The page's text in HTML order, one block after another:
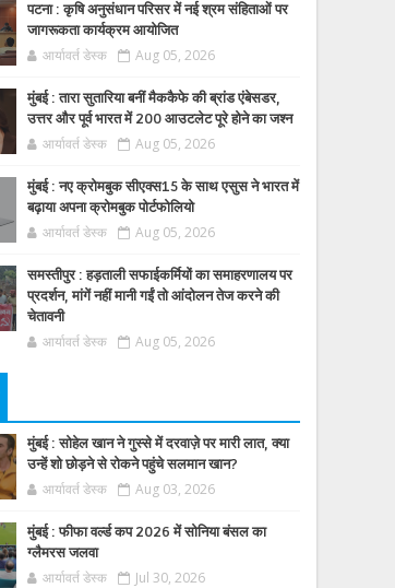
पटना : कृषि अनुसंधान परिसर में नई श्रम संहिताओं पर
जागरूकता कार्यक्रम आयोजित
आर्यावर्त डेस्क Aug 05, 2026
मुंबई : तारा सुतारिया बनीं मैककैफे की ब्रांड एंबेसडर,
उत्तर और पूर्व भारत में 200 आउटलेट पूरे होने का जश्न
आर्यावर्त डेस्क Aug 05, 2026
मुंबई : नए क्रोमबुक सीएक्स15 के साथ एसुस ने भारत में
बढ़ाया अपना क्रोमबुक पोर्टफोलियो
आर्यावर्त डेस्क Aug 05, 2026
समस्तीपुर : हड़ताली सफाईकर्मियों का समाहरणालय पर
प्रदर्शन, मांगें नहीं मानी गईं तो आंदोलन तेज करने की
चेतावनी
आर्यावर्त डेस्क Aug 05, 2026
मुंबई : सोहेल खान ने गुस्से में दरवाज़े पर मारी लात, क्या
उन्हें शो छोड़ने से रोकने पहुंचे सलमान खान?
आर्यावर्त डेस्क Aug 03, 2026
मुंबई : फीफा वर्ल्ड कप 2026 में सोनिया बंसल का
ग्लैमरस जलवा
आर्यावर्त डेस्क Jul 30, 2026